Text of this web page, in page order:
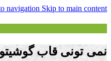
navigation Skip to main content
نمی تونی قاب گوشیتو